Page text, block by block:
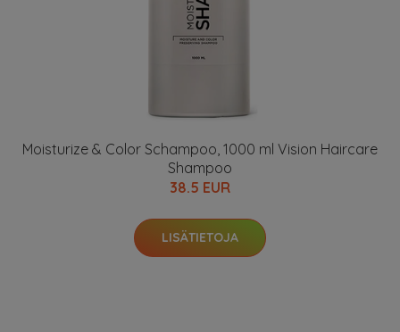
Moisturize & Color Schampoo, 1000 ml Vision Haircare
Shampoo
38.5 EUR
LISÄTIETOJA